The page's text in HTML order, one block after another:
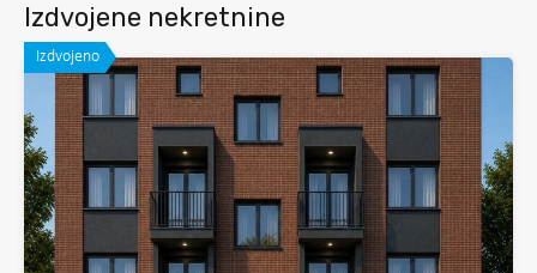
Izdvojene nekretnine
Izdvojeno